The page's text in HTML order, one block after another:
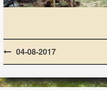
Post
navigation
04-08-2017